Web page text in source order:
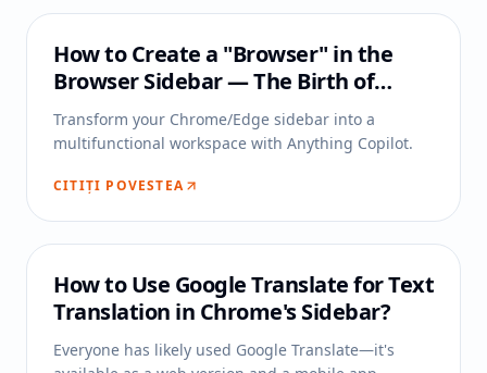
How to Create a "Browser" in the
Browser Sidebar — The Birth of
Anything Copilot
Transform your Chrome/Edge sidebar into a
multifunctional workspace with Anything Copilot.
CITIȚI POVESTEA
How to Use Google Translate for Text
Translation in Chrome's Sidebar?
Everyone has likely used Google Translate—it's